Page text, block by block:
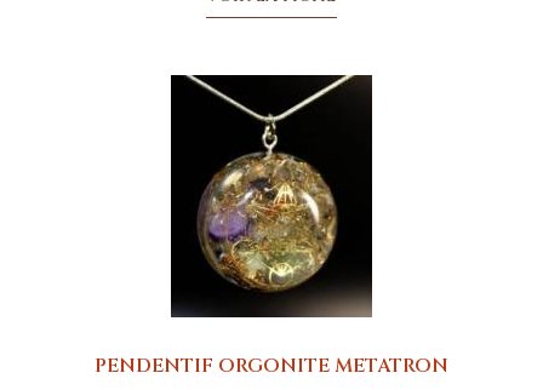
PENDENTIF ORGONITE METATRON